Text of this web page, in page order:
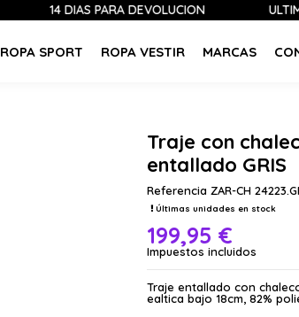
14 DÍAS PARA DEVOLUCIÓN ÚLTIMAS
ROPA SPORT ROPA VESTIR MARCAS
Traje con
entallado GRIS
Referencia ZAR-CH
Últimas unidades en stock
199,95 €
Impuestos incluidos
Traje entallado con
ealtica bajo 18cm, 82%